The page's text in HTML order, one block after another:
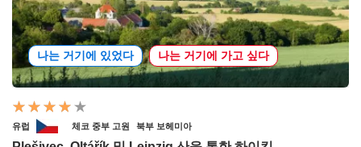
나는 거기에 있었다 나는 거기에 가고 싶다
유럽 체코 중부 고원 북부 보헤미아